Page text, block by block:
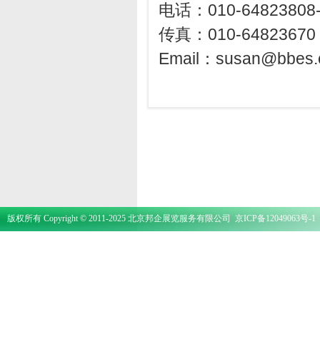
电话：010-
传真：010-64823670
Email：
版权所有 Copyright © 2011-2025 北京邦企展览服务有限公司 京ICP备12049063号-1